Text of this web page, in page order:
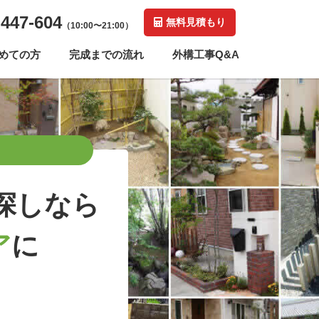
604（10:00〜21:00） 無料見積もり
ての方 完成までの流れ 外構工事Q&A
しなら
に